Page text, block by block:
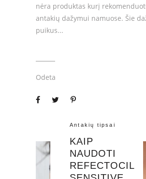
nėra produktas kurį
antakių dažymui namuose. Šie
puikus
Odeta
Antakių tipsai
KAIP
NAUDOTI
REFECTOCIL